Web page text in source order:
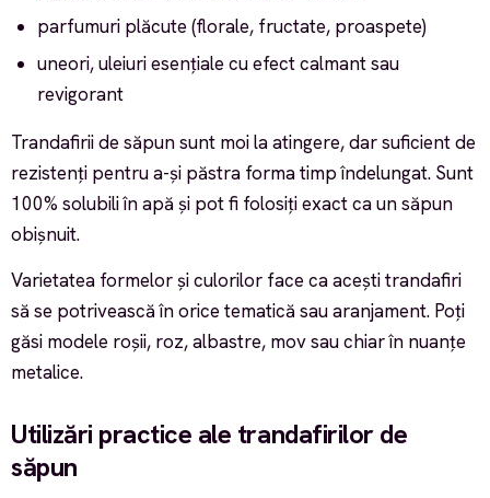
parfumuri plăcute (florale, fructate, proaspete)
uneori, uleiuri esențiale cu efect calmant sau
revigorant
Trandafirii de săpun sunt moi la atingere, dar suficient de
rezistenți pentru a-și păstra forma timp îndelungat. Sunt
100% solubili în apă și pot fi folosiți exact ca un săpun
obișnuit.
Varietatea formelor și culorilor face ca acești trandafiri
să se potrivească în orice tematică sau aranjament. Poți
găsi modele roșii, roz, albastre, mov sau chiar în nuanțe
metalice.
Utilizări practice ale trandafirilor de
săpun